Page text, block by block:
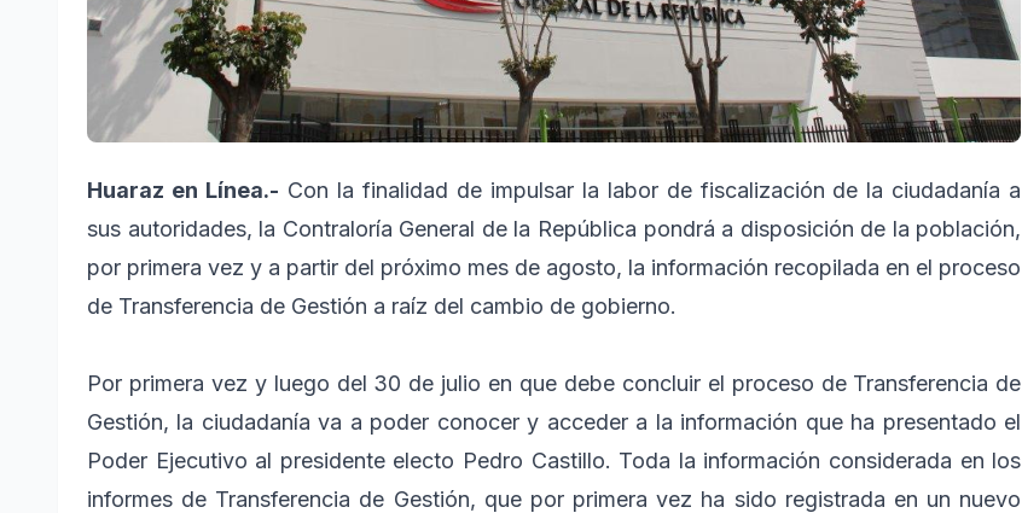
Huaraz en Línea.- Con la finalidad de impulsar la labor de fiscalización de la ciudadanía a
sus autoridades, la Contraloría General de la República pondrá a disposición de la población,
por primera vez y a partir del próximo mes de agosto, la información recopilada en el proceso
de Transferencia de Gestión a raíz del cambio de gobierno.
Por primera vez y luego del 30 de julio en que debe concluir el proceso de Transferencia de
Gestión, la ciudadanía va a poder conocer y acceder a la información que ha presentado el
Poder Ejecutivo al presidente electo Pedro Castillo. Toda la información considerada en los
informes de Transferencia de Gestión, que por primera vez ha sido registrada en un nuevo